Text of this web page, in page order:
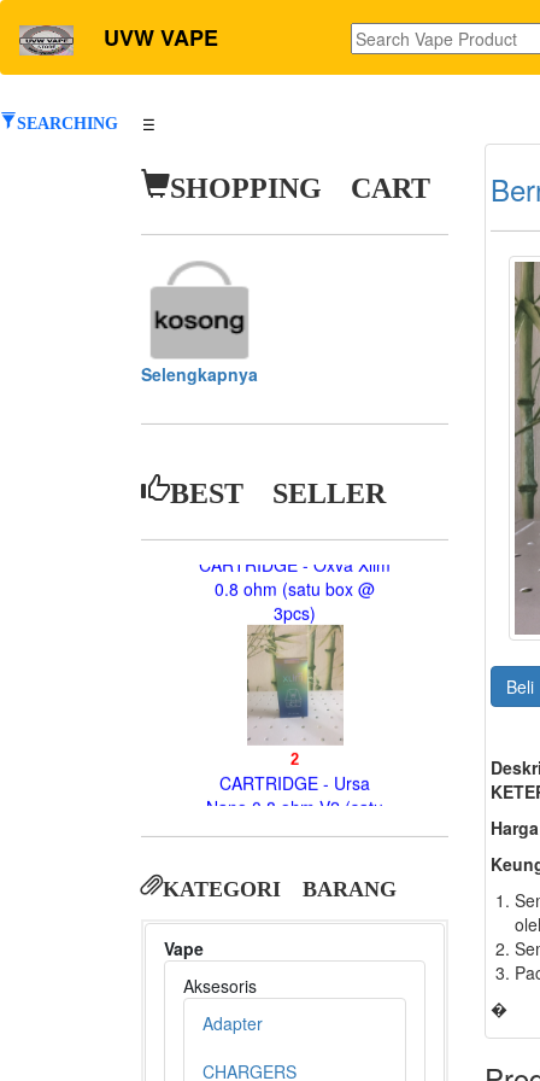
UVW VAPE
SEARCHING ☰
Beli
�
SHOPPING CART
Selengkapnya
BEST SELLER
0.8 ohm (satu box @
3pcs)
2
CARTRIDGE - Ursa
Nano 0.8 ohm V2 (satu
3
CARTRIDGE - FOOM
Replacement cat 1 pack
@ 2pcs (Harga jual per-1
pcs)
KATEGORI BARANG
Vape
Aksesoris
Adapter
CHARGERS